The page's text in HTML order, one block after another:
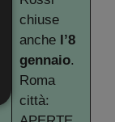
chiuse
anche l’8
gennaio.
Roma
città: